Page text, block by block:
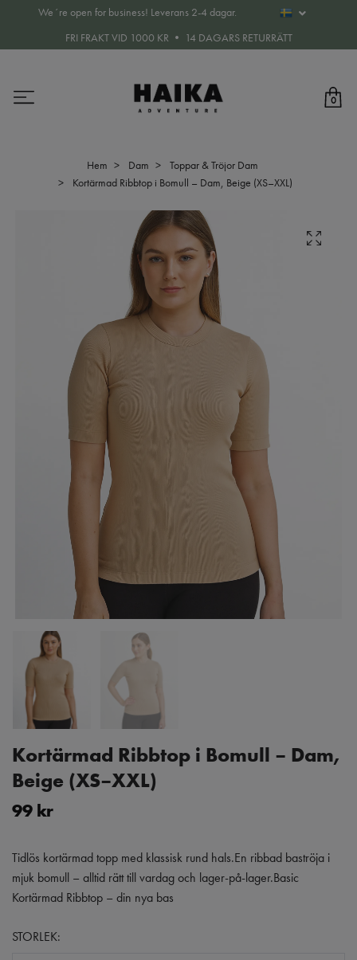
We´re open for business! Leverans 2-4 dagar.
FRI FRAKT VID 1000 KR • 14 DAGARS RETURRÄTT
0
Hem Dam
Toppar & Tröjor Dam
Kortärmad Ribbtop i Bomull – Dam, Beige (XS–XXL)
Kortärmad Ribbtop i Bomull – Dam,
Beige (XS–XXL)
99 kr
Tidlös kortärmad topp med klassisk rund hals.En ribbad baströja i
mjuk bomull – alltid rätt till vardag och lager-på-lager.Basic
Kortärmad Ribbtop – din nya bas
STORLEK: